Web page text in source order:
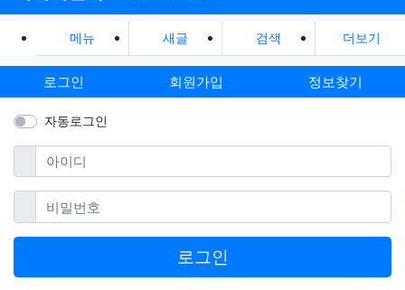
메뉴 새글 검색 더보기
로그인 회원가입 정보찾기
자동로그인
아이디필수
비밀번호필수
로그인